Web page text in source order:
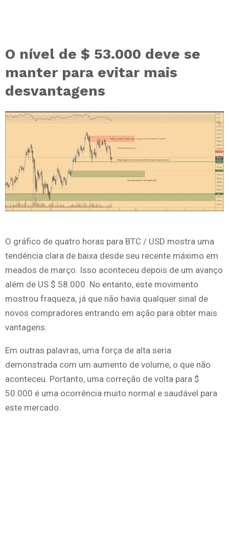
O nível de $ 53.000 deve se
manter para evitar mais
desvantagens
O gráfico de quatro horas para BTC / USD mostra uma
tendência clara de baixa desde seu recente máximo em
meados de março. Isso aconteceu depois de um avanço
além de US $ 58.000. No entanto, este movimento
mostrou fraqueza, já que não havia qualquer sinal de
novos compradores entrando em ação para obter mais
vantagens.
Em outras palavras, uma força de alta seria
demonstrada com um aumento de volume, o que não
aconteceu. Portanto, uma correção de volta para $
50.000 é uma ocorrência muito normal e saudável para
este mercado.